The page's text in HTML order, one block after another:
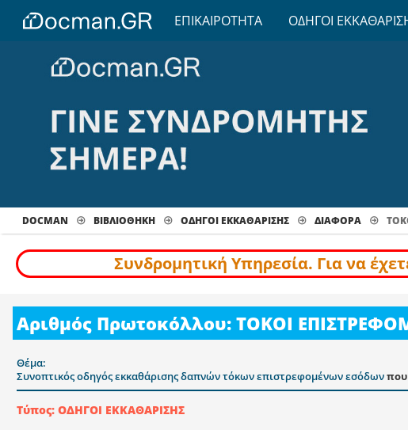
ΕΠΙΚΑΙΡΟΤΗΤΑ ΟΔΗΓΟΙ
DOCMAN ΒΙΒΛΙΟΘΗΚΗ ΟΔΗΓΟΙ ΕΚΚΑΘΑΡΙΣΗΣ ΔΙΆΦΟΡΑ
Συνδρομητική Υπηρεσία. Για να
Αριθμός Πρωτοκόλλου: ΤΟΚΟΙ
Θέμα:
Συνοπτικός οδηγός εκκαθάρισης δαπνών τόκων επιστρεφομένων εσόδωνπου
Τύπος: ΟΔΗΓΟΙ ΕΚΚΑΘΑΡΙΣΗΣ